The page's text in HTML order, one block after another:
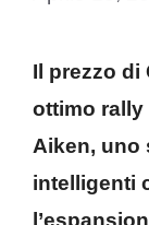
Il prezzo di
ottimo rally
Aiken, uno
intelligenti